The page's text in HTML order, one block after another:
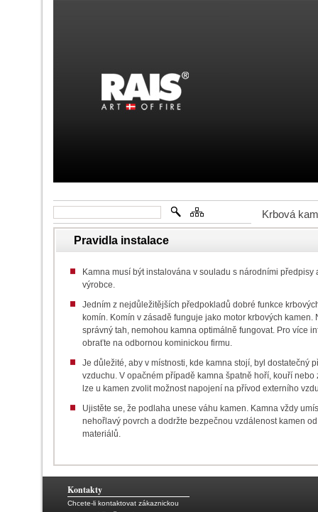
Krbová
Pravidla instalace
Kamna musí být instalována v souladu s národními předpisy
výrobce.
Jedním z nejdůležitějších předpokladů dobré funkce
komín. Komín v zásadě funguje jako motor krbových kamen.
správný tah, nemohou kamna optimálně fungovat. Pro více
obraťte na odbornou kominickou firmu.
Je důležité, aby v místnosti, kde kamna stojí, byl dostatečný
vzduchu. V opačném případě kamna špatně hoří, kouří nebo
lze u kamen zvolit možnost napojení na přívod externího
Ujistěte se, že podlaha unese váhu kamen. Kamna vždy
nehořlavý povrch a dodržte bezpečnou vzdálenost kamen
materiálů.
Kontakty
Chcete-li kontaktovat zákaznickou